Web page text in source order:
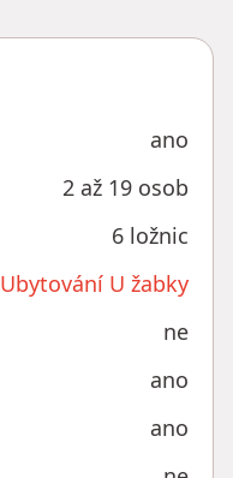
ano
2 až 19 osob
6 ložnic
Ubytování U žabky
ne
ano
ano